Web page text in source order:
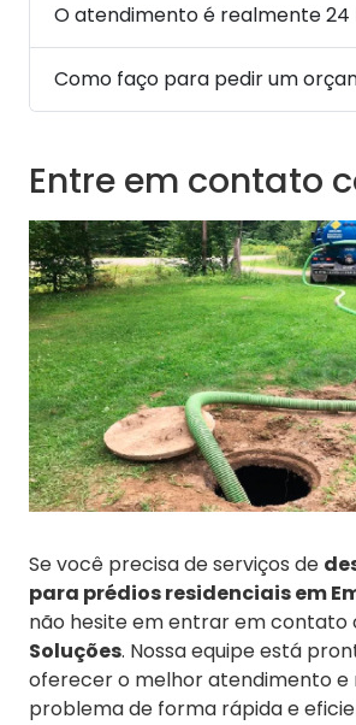
O atendimento é realmente 24
Como faço para pedir um
Entre em contato
Se você precisa de serviços de
para prédios residenciais em
não hesite em entrar em contato
Soluções. Nossa equipe está
oferecer o melhor atendimento e
problema de forma rápida e